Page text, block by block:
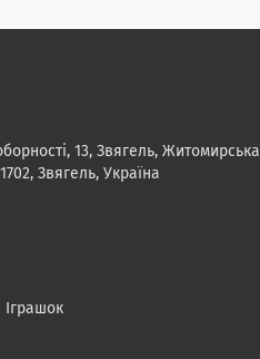
13, Звягель, Житомирська
Звягель, Україна